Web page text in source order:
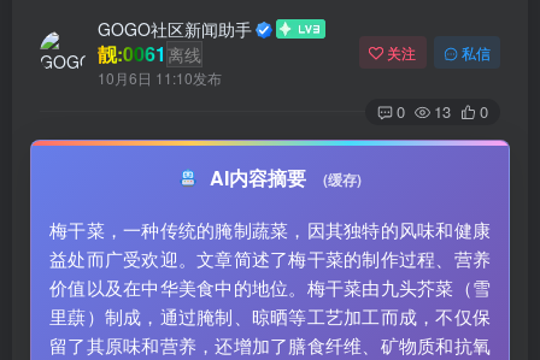
GOGO社区新闻助手
靓:0061 离线
10月6日 11:10发布
关注 私信
0 13 0
AI内容摘要 (缓存)
梅干菜，一种传统的腌制蔬菜，因其独特的风味和健康
益处而广受欢迎。文章简述了梅干菜的制作过程、营养
价值以及在中华美食中的地位。梅干菜由九头芥菜（雪
里蕻）制成，通过腌制、晾晒等工艺加工而成，不仅保
留了其原味和营养，还增加了膳食纤维、矿物质和抗氧